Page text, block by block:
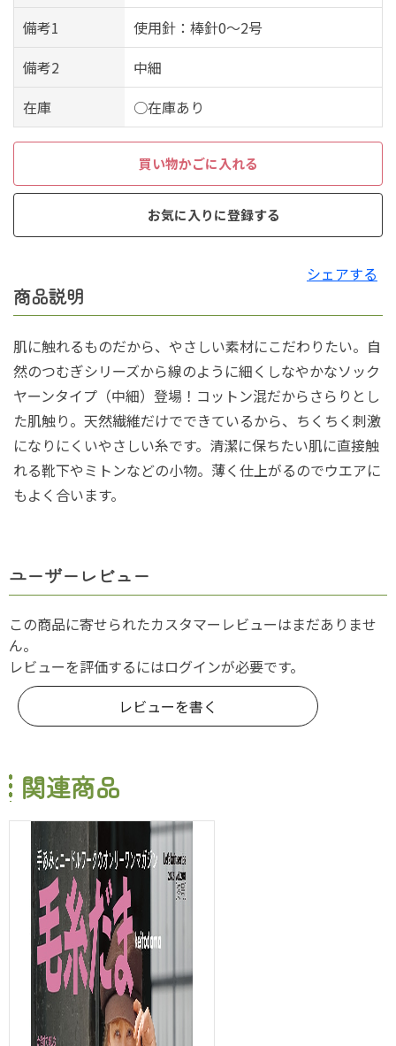
備考1
使用針：棒針0～2号
備考2
中細
在庫
○在庫あり
買い物かごに入れる
お気に入りに登録する
シェアする
商品説明
肌に触れるものだから、やさしい素材にこだわりたい。自
然のつむぎシリーズから線のように細くしなやかなソック
ヤーンタイプ（中細）登場！コットン混だからさらりとし
た肌触り。天然繊維だけでできているから、ちくちく刺激
になりにくいやさしい糸です。清潔に保ちたい肌に直接触
れる靴下やミトンなどの小物。薄く仕上がるのでウエアに
もよく合います。
ユーザーレビュー
この商品に寄せられたカスタマーレビューはまだありませ
ん。
レビューを評価するにはログインが必要です。
レビューを書く
関連商品